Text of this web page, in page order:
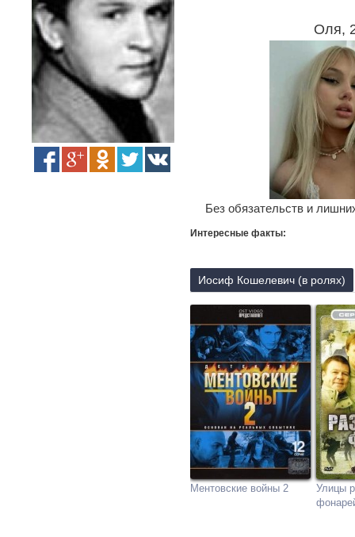
Оля,
Без обязательств и
Интересные факты:
Иосиф Кошелевич (в ролях)
Ментовские войны 2
Улицы